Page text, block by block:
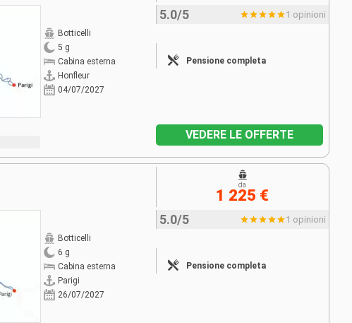
Botticelli
5 g
Cabina esterna
Honfleur
04/07/2027
5.0/5 1 opinioni
Pensione completa
VEDERE LE OFFERTE
Botticelli
6 g
Cabina esterna
Parigi
26/07/2027
5.0/5 1 opinioni
Pensione completa
da
1 225 €